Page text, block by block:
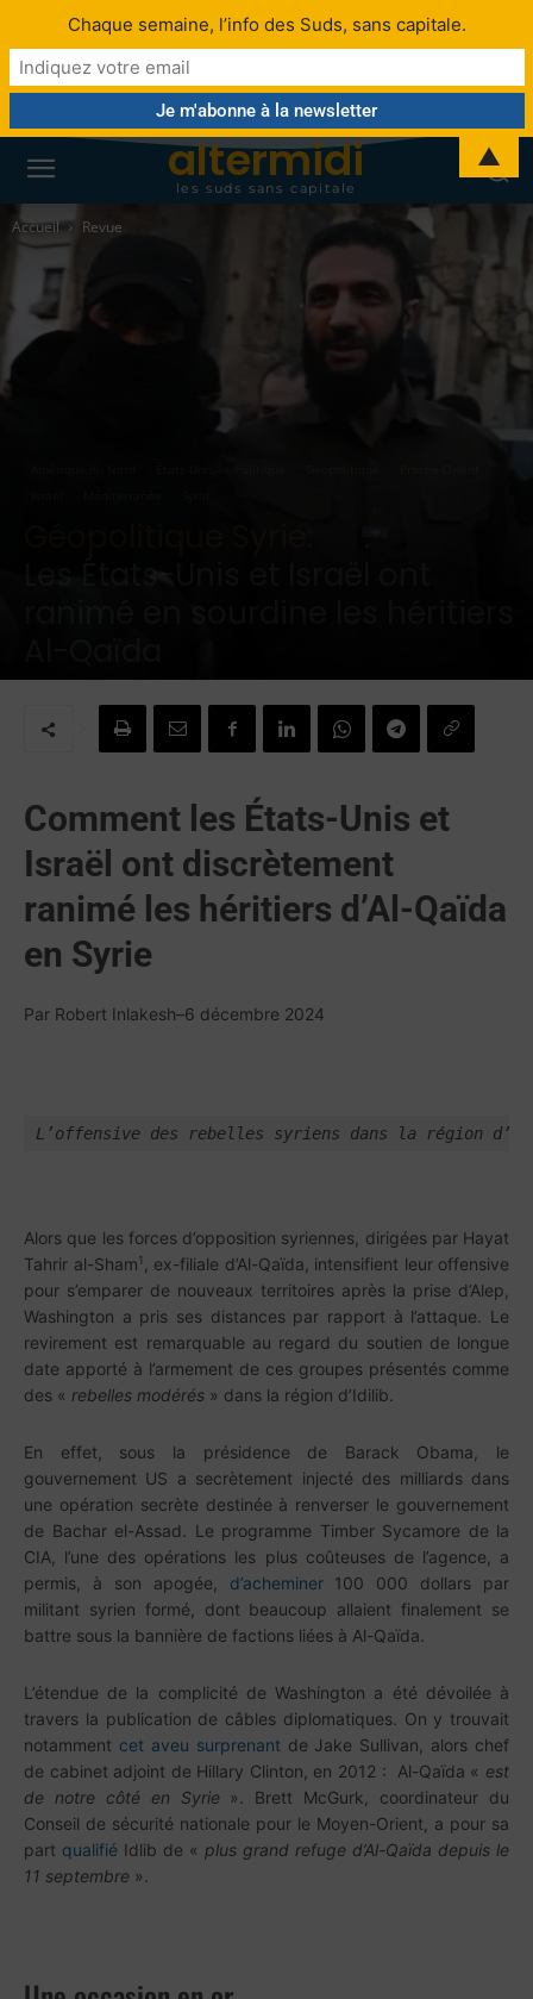
altermidi
les suds sans capitale
Accueil Revue
Les États-Unis et Israël ont
Comment les États-Unis et
Israël ont discrètement
ranimé les héritiers d’Al-Qaïda
en Syrie
Par Robert Inlakesh–6 décembre 2024
L’offensive des rebelles syriens dans la région
Alors que les forces d’opposition syriennes, dirigées par Hayat
Tahrir al-Sham1
, ex-filiale d’Al-Qaïda, intensifient leur offensive
pour s’emparer de nouveaux territoires après la prise d’Alep,
Washington a pris ses distances par rapport à l’attaque. Le
revirement est remarquable au regard du soutien de longue
date apporté à l’armement de ces groupes présentés comme
des « rebelles modérés » dans la région d’Idilib.
En effet, sous la présidence de Barack Obama, le
gouvernement US a secrètement injecté des milliards dans
une opération secrète destinée à renverser le gouvernement
de Bachar el-Assad. Le programme Timber Sycamore de la
CIA, l’une des opérations les plus coûteuses de l’agence, a
permis, à son apogée, d’acheminer100 000 dollars par
militant syrien formé, dont beaucoup allaient finalement se
battre sous la bannière de factions liées à Al-Qaïda.
L’étendue de la complicité de Washington a été dévoilée à
travers la publication de câbles diplomatiques. On y trouvait
notamment cet aveu surprenant de Jake Sullivan, alors chef
de cabinet adjoint de Hillary Clinton, en 2012 : Al-Qaïda « est
de notre côté en Syrie». Brett McGurk, coordinateur du
Conseil de sécurité nationale pour le Moyen-Orient, a pour sa
part qualifié Idlib de « plus grand refuge d’Al-Qaïda depuis le
11 septembre ».
Chaque semaine, l’info des Suds, sans capitale.
▲